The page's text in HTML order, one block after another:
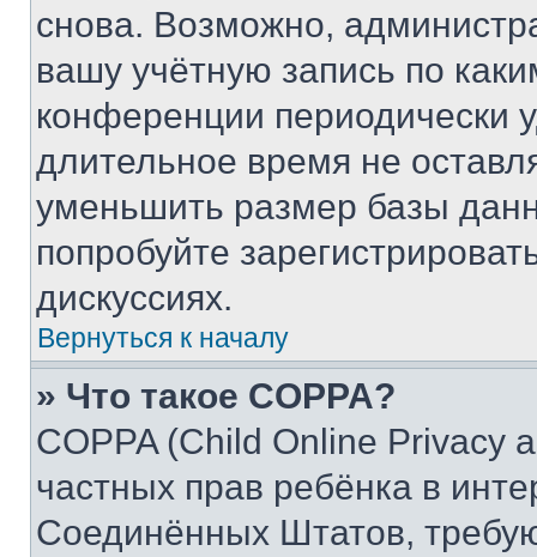
снова. Возможно,
вашу учётную запись по
конференции периодически
длительное время не
уменьшить размер базы
попробуйте
дискуссиях.
Вернуться к началу
» Что такое COPPA?
COPPA (Child Online Privacy
частных прав ребёнка в
Соединённых Штатов,